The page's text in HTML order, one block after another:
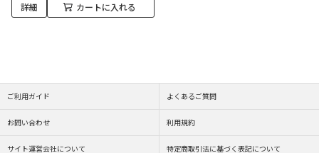
詳細 カートに入れる
ご利用ガイド よくあるご質問
お問い合わせ 利用規約
サイト運営会社について 特定商取引法に基づく表記について